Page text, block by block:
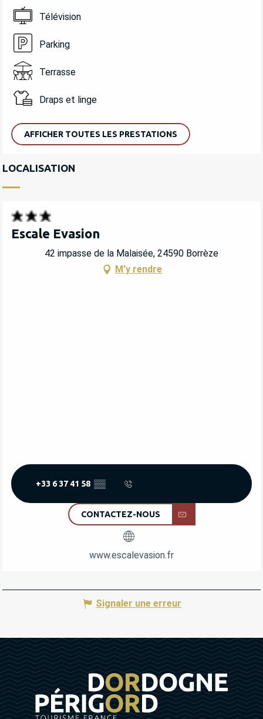
Télévision
Parking
Terrasse
Draps et linge
AFFICHER TOUTES LES PRESTATIONS
LOCALISATION
Escale Evasion
42 impasse de la Malaisée, 24590 Borrèze
M'y rendre
+33 6 37 41 58 ▒▒
CONTACTEZ-NOUS
www.escalevasion.fr
Signaler une erreur